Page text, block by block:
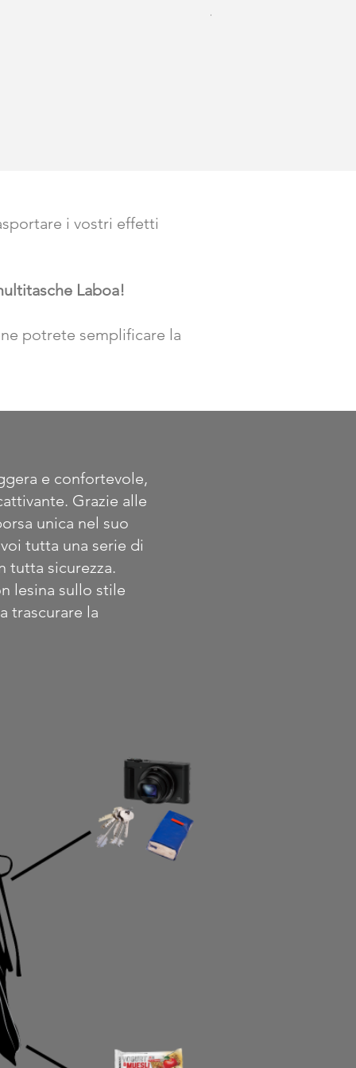
Prezzo
47,99 €
i vostri effetti
Laboa!
potrete semplificare la
e confortevole,
Grazie alle
unica nel suo
tutta una serie di
tutta sicurezza.
lesina sullo stile
trascurare la